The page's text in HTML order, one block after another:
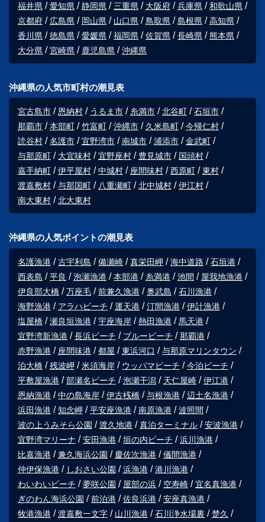
福井県
愛知県 静岡県 三重県 大阪府 兵庫県
和歌山県
京都府
広島県 岡山県 山口県 鳥取県 島根県
高知県
香川県
徳島県 愛媛県 福岡県 佐賀県 長崎県
熊本県
大分県
宮崎県 鹿児島県 沖縄県
沖縄県の人気市町村の潮見表
宮古島市 恩納村 うるま市 糸満市 北谷町
石垣市
那覇市
本部町 竹富町 沖縄市 久米島町
今帰仁村
読谷村
名護市 宜野湾市 南城市 浦添市
金武町
与那原町
大宜味村 宜野座村 豊見城市
国頭村
嘉手納町
伊平屋村 中城村 座間味村 西原町
東村
渡嘉敷村
与那国町 八重瀬町 北中城村
伊江村
南大東村
北大東村
沖縄県の人気ポイントの潮見表
名護漁港 古宇利島 備瀬崎 真栄田岬 海中道路
石垣港
西表島
平良 泡瀬漁港 本部港 糸満港 池間
屋我地漁港
伊良部大橋
万座毛 前兼久漁港 奥武島
石川漁港
海野漁港
アラハビーチ 運天港 汀間漁港
伊計漁港
塩屋橋
瀬良垣漁港 宇座海岸 熱田漁港
馬天港
宜野湾新漁港
長浜ビーチ ブルービーチ
那覇港
赤野漁港
座間味港 都屋 東浜河口
与那原マリンタウン
泊大橋
残波岬 米須海岸 ウッパマビーチ
今泊ビーチ
平敷屋漁港
部瀬名ビーチ 泡瀬干潟 天仁屋崎
伊江港
恩納漁港
中の島海岸 伊古桟橋 与根漁港
辺土名漁港
浜田漁港
知念岬 平安座漁港 南原漁港
波照間
波の上うみそら公園
渡久地港 真泊ターミナル
安波漁港
宜野湾マリーナ
安田漁港 垣の内ビーチ
浜川漁港
比嘉漁港
兼久海浜公園 慶佐次漁港
儀間漁港
仲伊保漁港
しおさい公園 浜漁港
港川漁港
わいわいビーチ
夢咲公園 屋部の浜 空寿崎
宜名真漁港
ぎのわん海浜公園
前泊港 佐良浜港
安座真漁港
牧港漁港
渡嘉敷一文字 山川漁港 石川浄水場裏 楚久